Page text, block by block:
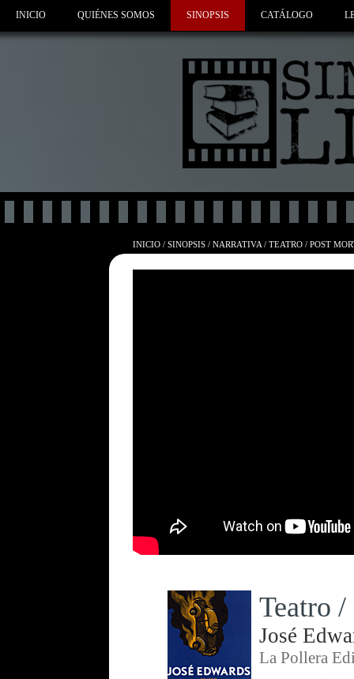
INICIO QUIÉNES SOMOS SINOPSIS CATÁLOGO
INICIO / SINOPSIS / NARRATIVA / TEATRO / POST
Teatro
José
La Pollera